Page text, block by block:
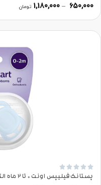
650,000
–
1,180,000 تومان





پستانک فیلیپس اونت 0 تا 2 ماه الترا ستارت SCF075/05